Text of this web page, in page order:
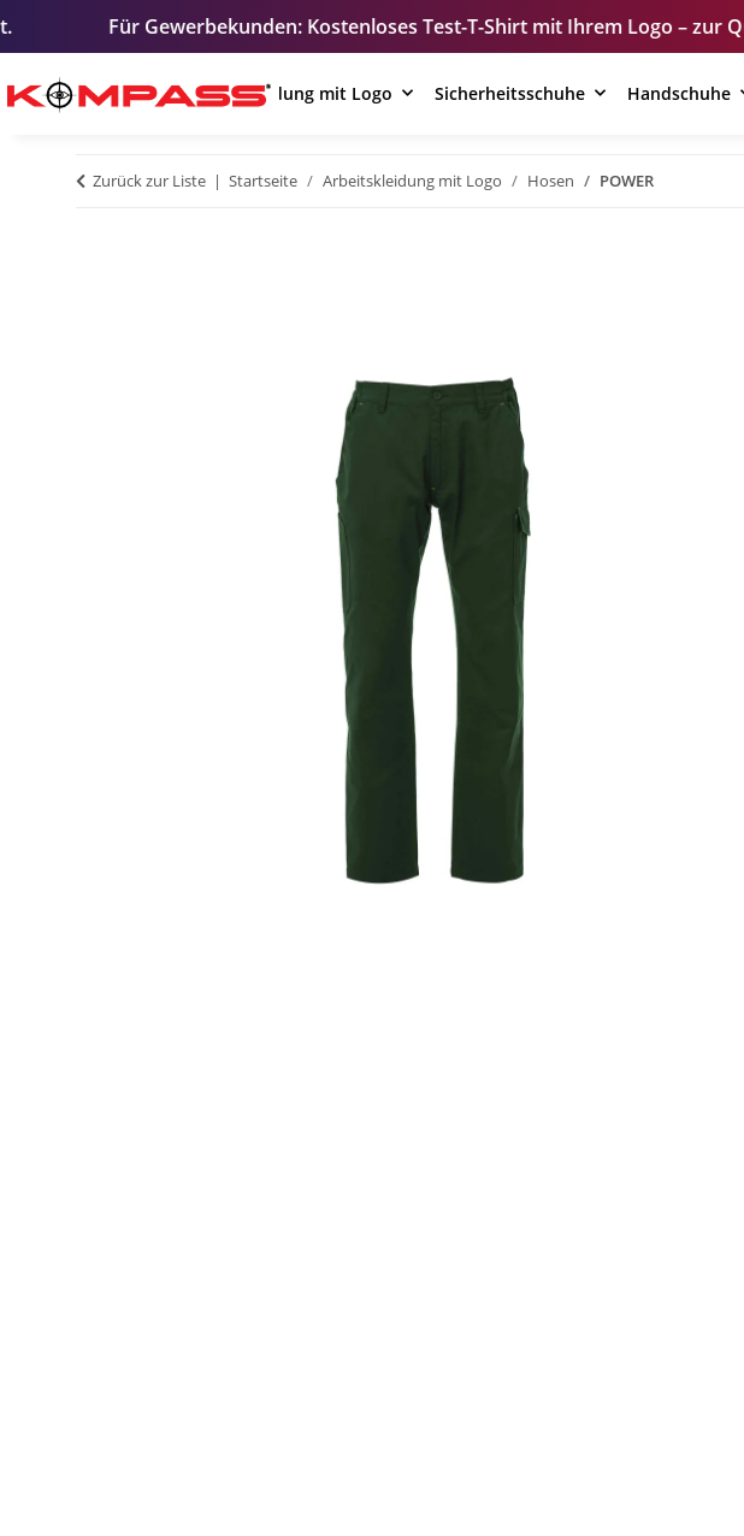
Kostenloses Test-T-Shirt mit Ihrem Logo – zur Qualitätsprüfung
Arbeitskleidung mit Logo Sicherheitsschuhe Handschuhe
Zurück zur Liste Startseite Arbeitskleidung mit Logo Hosen POWER